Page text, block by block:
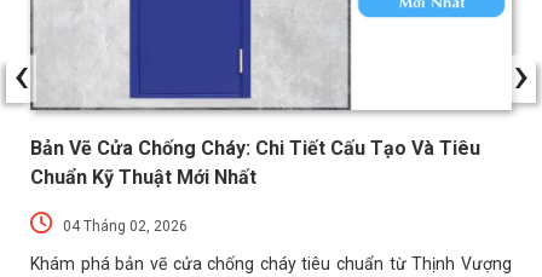
Bản Vẽ Cửa Chống Cháy: Chi Tiết Cấu Tạo Và Tiêu
Chuẩn Kỹ Thuật Mới Nhất
04 Tháng 02, 2026
Khám phá bản vẽ cửa chống cháy tiêu chuẩn từ Thịnh Vượng
‹ ›